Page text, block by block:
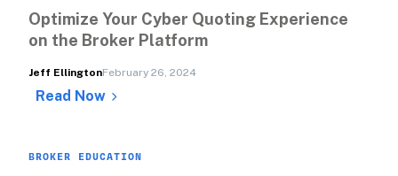
Optimize Your Cyber Quoting Experience
on the Broker Platform
Jeff EllingtonFebruary 26, 2024
Read Now
BROKER EDUCATION